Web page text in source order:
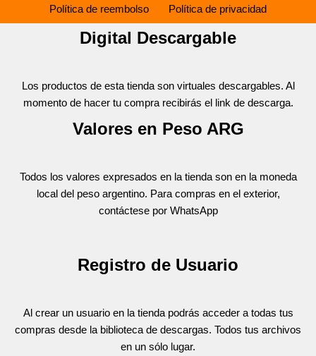
Política de reembolso Política de privacidad
Digital Descargable
Los productos de esta tienda son virtuales descargables. Al
momento de hacer tu compra recibirás el link de descarga.
Valores en Peso ARG
Todos los valores expresados en la tienda son en la moneda
local del peso argentino. Para compras en el exterior,
contáctese por WhatsApp
Registro de Usuario
Al crear un usuario en la tienda podrás acceder a todas tus
compras desde la biblioteca de descargas. Todos tus archivos
en un sólo lugar.